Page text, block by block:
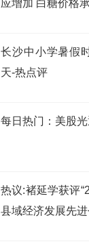
应增加 白糖价格
长沙中小学暑假
天-热点评
每日热门：美股
热议:褚延学获评
县域经济发展先进